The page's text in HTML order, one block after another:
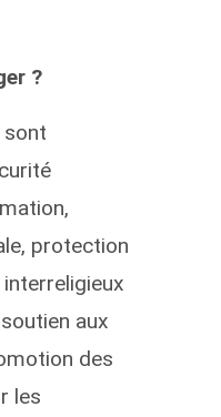
?
sont
protection
interreligieux
aux
des
les